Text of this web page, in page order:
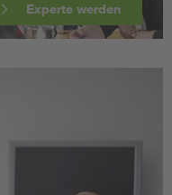
Experte werden